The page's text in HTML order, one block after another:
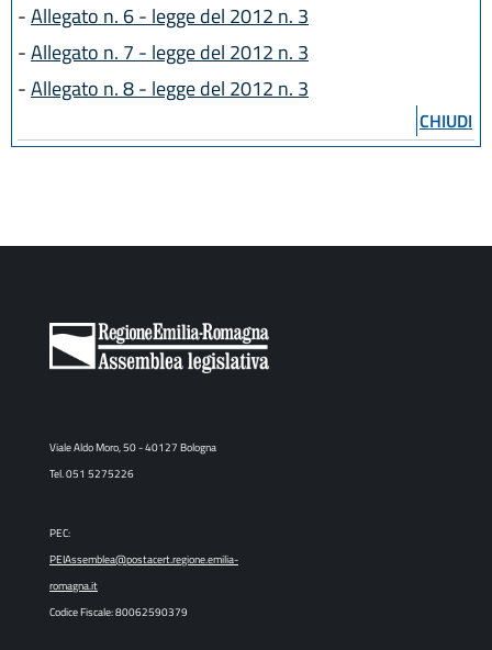
-Allegato n. 6 - legge del 2012 n. 3
-Allegato n. 7 - legge del 2012 n. 3
-Allegato n. 8 - legge del 2012 n. 3
CHIUDI
Viale Aldo Moro, 50 - 40127 Bologna
Tel. 051 5275226
PEC:
PEIAssemblea@postacert.regione.emilia-
romagna.it
Codice Fiscale: 80062590379